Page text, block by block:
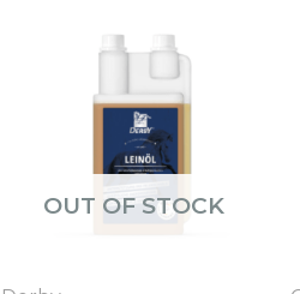
OUT OF STOCK